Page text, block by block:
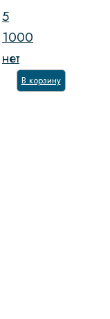
5
1000
нет
В корзину